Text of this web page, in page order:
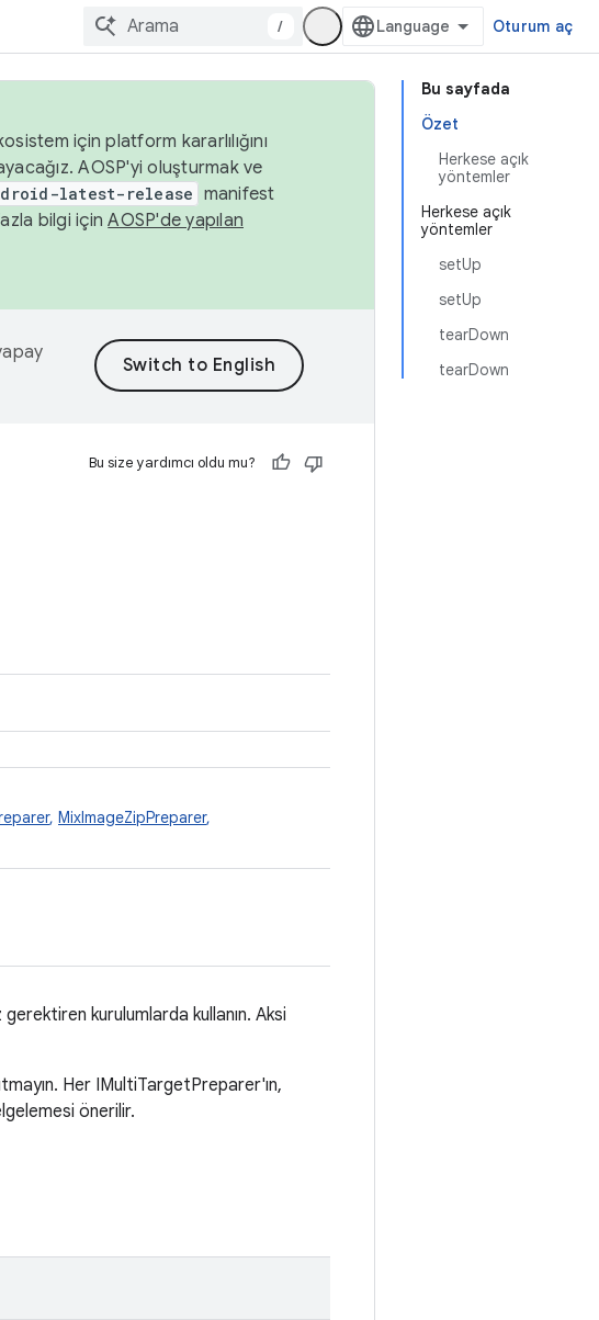
/ Oturum aç
Bu sayfada
Özet
Herkese açık
yöntemler
Herkese açık
yöntemler
setUp
setUp
tearDown
tearDown
için platform kararlılığını
AOSP'yi oluşturmak ve
latest-release manifest
bilgi içinAOSP'de yapılan
Bu size yardımcı oldu mu?
, MixImageZipPreparer,
kurulumlarda kullanın. Aksi
Her IMultiTargetPreparer'ın,
önerilir.